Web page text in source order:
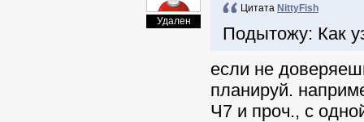
Удален
Цитата NittyFish
Подытожу: Как
если не
планируй.
Ч7 и проч., с